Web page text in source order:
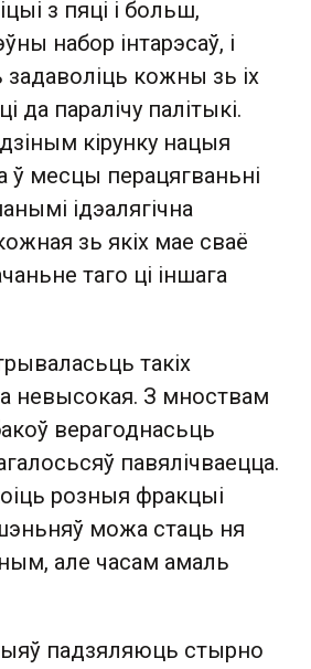
з пяці і больш,
набор інтарэсаў, і
задаволіць кожны зь іх
да паралічу палітыкі.
кірунку нацыя
месцы перацягваньні
ідэалягічна
зь якіх мае сваё
таго ці іншага
такіх
невысокая. З мноствам
верагоднасьць
павялічваецца.
розныя фракцыі
можа стаць ня
але часам амаль
падзяляюць стырно